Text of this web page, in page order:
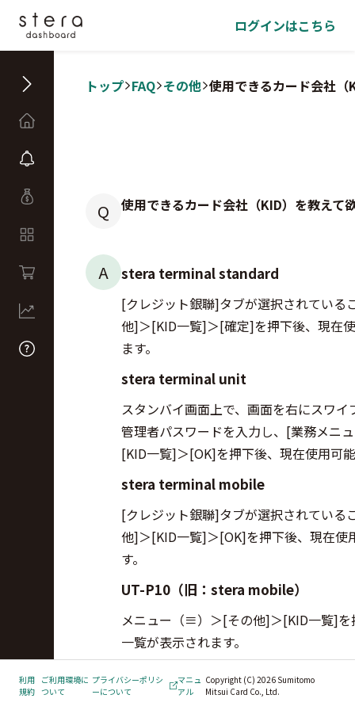
ログインはこちら
トップ FAQ その他 使用できるカード会社（
Q 使用できるカード会社（KID）を教えて
A stera terminal standard
[クレジット銀聯]タブが選択されてい
他]＞[KID一覧]＞[確定]を押下後、現在
ます。
stera terminal unit
スタンバイ画面上で、画面を右にスワ
管理者パスワードを入力し、[業務メニ
[KID一覧]＞[OK]を押下後、現在使用可
stera terminal mobile
[クレジット銀聯]タブが選択されてい
他]＞[KID一覧]＞[OK]を押下後、現在使
す。
UT-P10（旧：stera mobile）
メニュー（≡）＞[その他]＞[KID一覧]
一覧が表示されます。
利用
規約
ご利用環境に
ついて
プライバシーポリシ
ーについて
マニュ
アル
Copyright (C) 2026 Sumitomo
Mitsui Card Co., Ltd.